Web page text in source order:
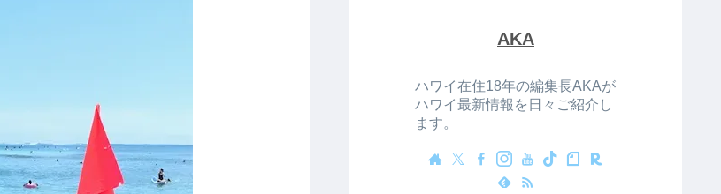
AKA
ハワイ在住18年の編集長AKAが
ハワイ最新情報を日々ご紹介し
ます。